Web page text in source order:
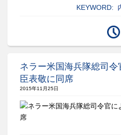
KEYWORD:
ネラー米国海兵隊総司
臣表敬に同席
2015年11月25日